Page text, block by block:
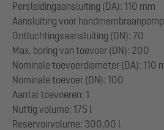
Persleidingaansluiting (DA): 110 mm
Aansluiting voor
Ontluchtingsaansluiting (DN): 70
Max. boring van toevoer (DN): 200
Nominale toevoerdiameter (DA): 110
Nominale toevoer (DN): 100
Aantal toevoeren: 1
Nuttig volume: 175 l
Reservoirvolume: 300,00 l